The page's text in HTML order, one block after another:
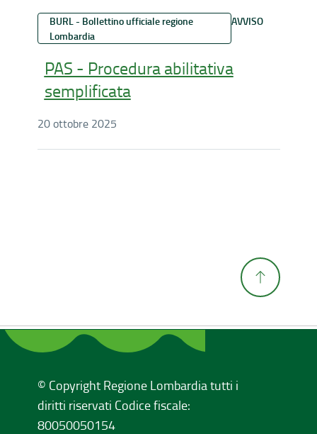
BURL - Bollettino ufficiale regione
Lombardia
AVVISO
PAS - Procedura abilitativa
semplificata
20 ottobre 2025
© Copyright Regione Lombardia tutti i
diritti riservati Codice fiscale:
80050050154